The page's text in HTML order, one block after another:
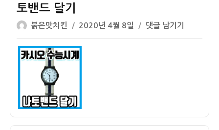
토밴드 달기
글
쓴
이
붉은맛치킨
작
성
일
자
2020년 4월 8일
카
시
댓글 남기기